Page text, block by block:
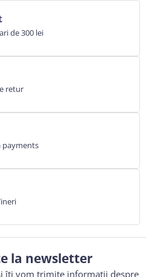
de 300 lei
retur
payments
la newsletter
îți vom trimite informații despre